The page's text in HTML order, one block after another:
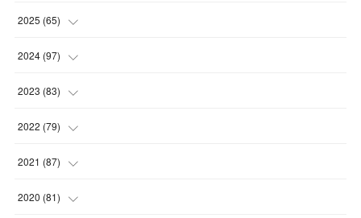
(4
(4
(5
(4
2025 (65)
(5
(6
(6
(6
2024 (97)
(5
(7
(7
(8
2023 (83)
(6
(7
(7
2022 (79)
(4
(8
2021 (87)
(12 )
2020 (81)